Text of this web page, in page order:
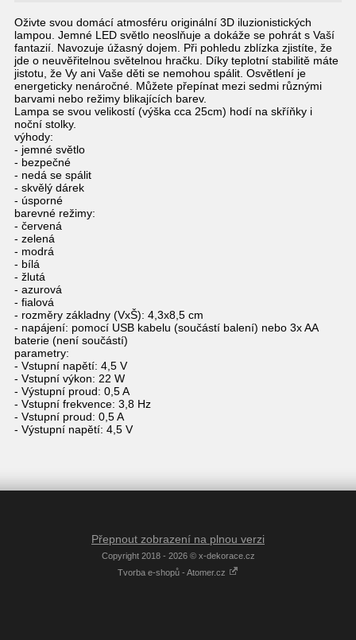
Oživte svou domácí atmosféru originální 3D iluzionistických
lampou. Jemné LED světlo neoslňuje a dokáže se pohrát s Vaší
fantazií. Navozuje úžasný dojem. Při pohledu zblízka zjistíte, že
jde o neuvěřitelnou světelnou hračku. Díky teplotní stabilitě máte
jistotu, že Vy ani Vaše děti se nemohou spálit. Osvětlení je
energeticky nenáročné. Můžete přepínat mezi sedmi různými
barvami nebo režimy blikajících barev.
Lampa se svou velikostí (výška cca 25cm) hodí na skříňky i
noční stolky.
výhody:
- jemné světlo
- bezpečné
- nedá se spálit
- skvělý dárek
- úsporné
barevné režimy:
- červená
- zelená
- modrá
- bílá
- žlutá
- azurová
- fialová
- rozměry základny (VxŠ): 4,3x8,5 cm
- napájení: pomocí USB kabelu (součástí balení) nebo 3x AA
baterie (není součástí)
parametry:
- Vstupní napětí: 4,5 V
- Vstupní výkon: 22 W
- Výstupní proud: 0,5 A
- Vstupní frekvence: 3,8 Hz
- Vstupní proud: 0,5 A
- Výstupní napětí: 4,5 V
Přepnout zobrazení na plnou verzi
Copyright 2018 - 2026 © x-dekorace.cz
Tvorba e-shopů - Atomer.cz